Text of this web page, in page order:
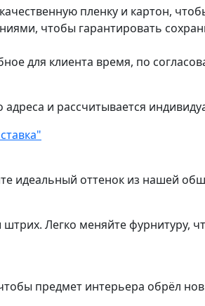
пленку и картон,
чтобы гарантировать
для клиента время, по
и рассчитывается
идеальный оттенок из нашей
Легко меняйте фурнитуру,
предмет интерьера обрёл